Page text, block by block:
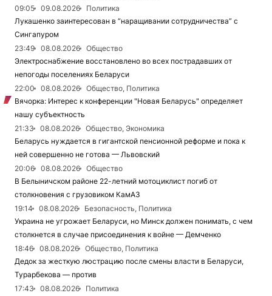
09:05
09.08.2026
Политика
Лукашенко заинтересован в “наращивании сотрудничества” с
Сингапуром
23:49
08.08.2026
Общество
Электроснабжение восстановлено во всех пострадавших от
непогоды поселениях Беларуси
22:00
08.08.2026
Общество, Политика
Вячорка: Интерес к конференции "Новая Беларусь" определяет
нашу субъектность
21:33
08.08.2026
Общество, Экономика
Беларусь нуждается в гигантской пенсионной реформе и пока к
ней совершенно не готова — Львовский
20:06
08.08.2026
Общество
В Белыничском районе 22-летний мотоциклист погиб от
столкновения с грузовиком КамАЗ
19:14
08.08.2026
Безопасность, Политика
Украина не угрожает Беларуси, но Минск должен понимать, с чем
столкнется в случае присоединения к войне — Демченко
18:46
08.08.2026
Общество, Политика
Дедок за жесткую люстрацию после смены власти в Беларуси,
Турарбекова — против
17:43
08.08.2026
Политика